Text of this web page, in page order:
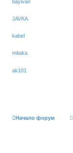
bayivan
JAVKA
kabel
mitaka
ak101
Начало форум